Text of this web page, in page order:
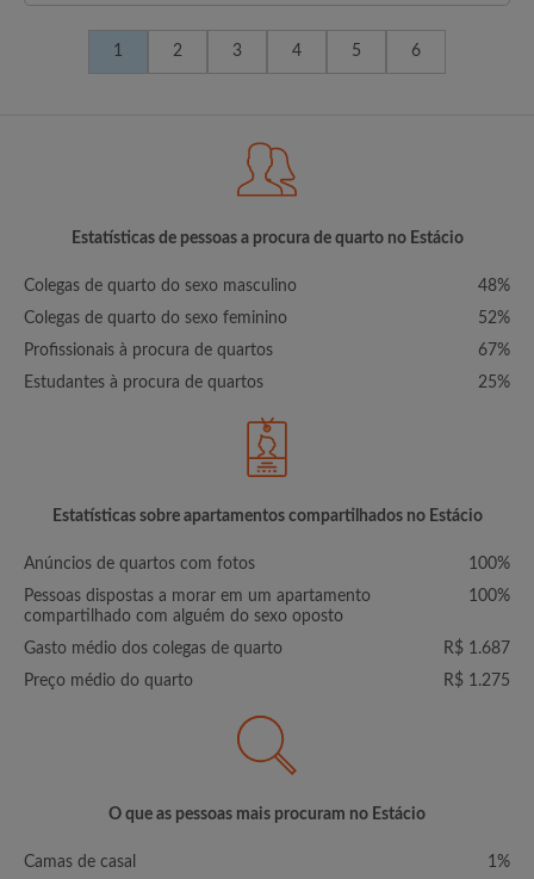
1 2 3 4 5 6
Estatísticas de pessoas a procura de quarto no Estácio
Colegas de quarto do sexo masculino
48%
Colegas de quarto do sexo feminino
52%
Profissionais à procura de quartos
67%
Estudantes à procura de quartos
25%
Estatísticas sobre apartamentos compartilhados no Estácio
Anúncios de quartos com fotos
100%
Pessoas dispostas a morar em um apartamento
compartilhado com alguém do sexo oposto
100%
Gasto médio dos colegas de quarto
R$ 1.687
Preço médio do quarto
R$ 1.275
O que as pessoas mais procuram no Estácio
Camas de casal
1%